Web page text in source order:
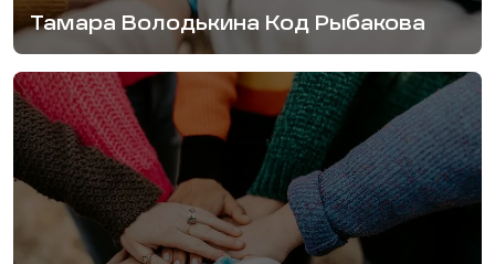
Тамара Володькина Код Рыбакова